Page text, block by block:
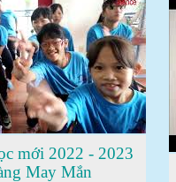
mới 2022 - 2023
May Mắn